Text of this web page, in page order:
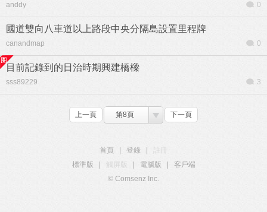
anddy 0
國道雙向八車道以上路段中央分隔島設置里程牌
canandmap 0
目前記錄到的日治時期興建橋樑
sss89229 3
上一頁 第8頁 下一頁
首頁 登錄
標準版
觸屏版 電腦版
客戶端
© Comsenz Inc.